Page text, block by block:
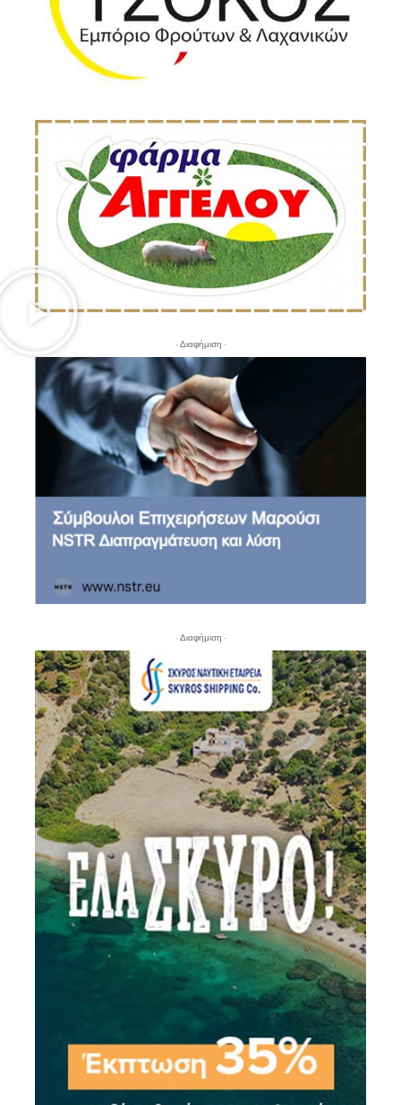
- Διαφήμιση -
- Διαφήμιση -